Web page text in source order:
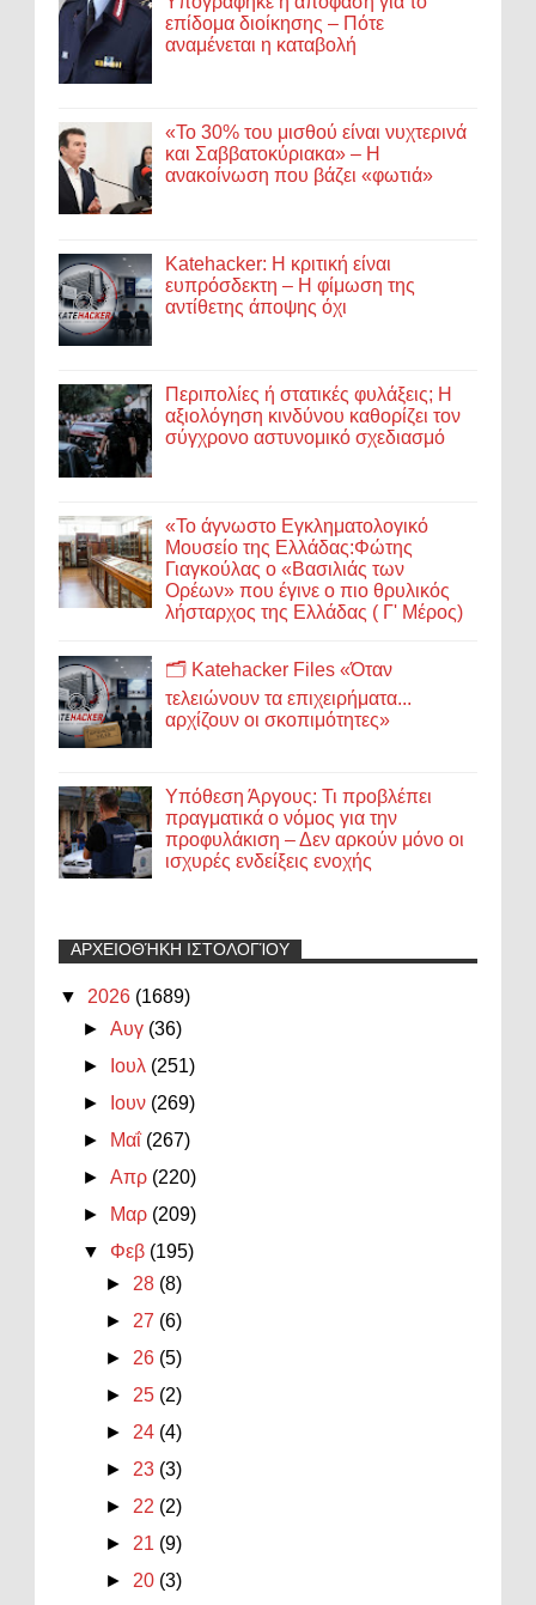
επίδομα διοίκησης – Πότε
αναμένεται η καταβολή
«Το 30% του μισθού είναι νυχτερινά
και Σαββατοκύριακα» – Η
ανακοίνωση που βάζει «φωτιά»
Katehacker: Η κριτική είναι
ευπρόσδεκτη – Η φίμωση της
αντίθετης άποψης όχι
Περιπολίες ή στατικές φυλάξεις; Η
αξιολόγηση κινδύνου καθορίζει τον
σύγχρονο αστυνομικό σχεδιασμό
«Το άγνωστο Εγκληματολογικό
Μουσείο της Ελλάδας:Φώτης
Γιαγκούλας ο «Βασιλιάς των
Ορέων» που έγινε ο πιο θρυλικός
λήσταρχος της Ελλάδας ( Γ' Μέρος)
🗂️ Katehacker Files «Όταν
τελειώνουν τα επιχειρήματα...
αρχίζουν οι σκοπιμότητες»
Υπόθεση Άργους: Τι προβλέπει
πραγματικά ο νόμος για την
προφυλάκιση – Δεν αρκούν μόνο οι
ισχυρές ενδείξεις ενοχής
ΑΡΧΕΙΟΘΉΚΗ ΙΣΤΟΛΟΓΊΟΥ
▼ 2026 (1689)
►Αυγ (36)
►
Ιουλ (251)
►
Ιουν (269)
►
Μαΐ (267)
►Απρ (220)
►
Μαρ (209)
▼ Φεβ (195)
► 28 (8)
► 27 (6)
► 26 (5)
► 25 (2)
► 24 (4)
► 23 (3)
► 22 (2)
► 21 (9)
► 20 (3)